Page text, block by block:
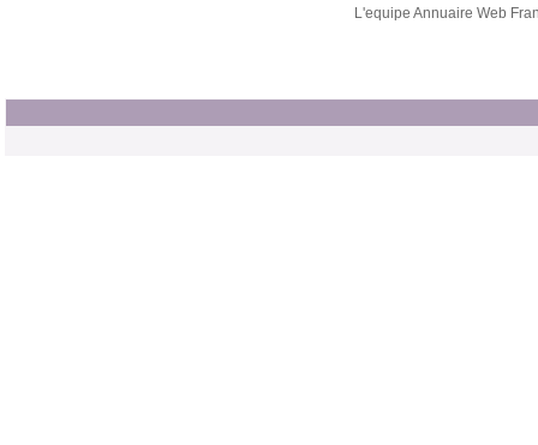
L'equipe Annuaire Web